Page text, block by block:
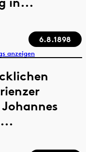
6.8.1898
anzeigen